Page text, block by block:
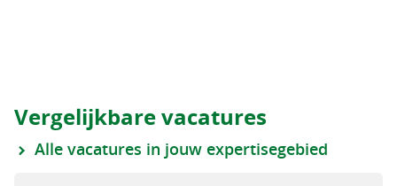
Vergelijkbare vacatures
Alle vacatures in jouw expertisegebied